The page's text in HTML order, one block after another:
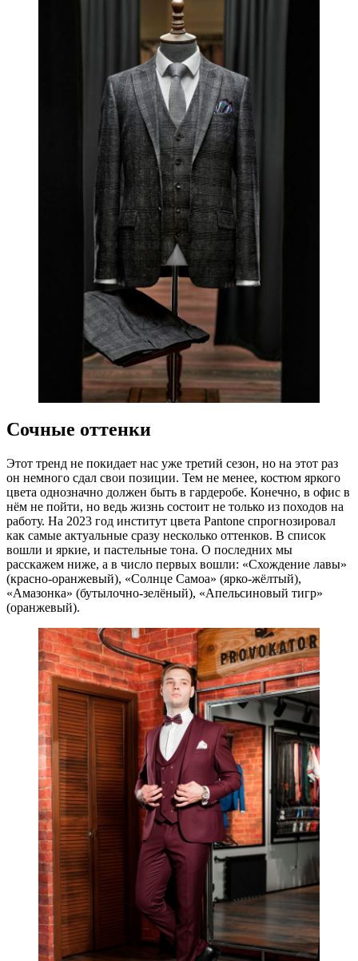
Сочные оттенки
Этот тренд не покидает нас уже третий сезон, но на этот раз
он немного сдал свои позиции. Тем не менее, костюм яркого
цвета однозначно должен быть в гардеробе. Конечно, в офис в
нём не пойти, но ведь жизнь состоит не только из походов на
работу. На 2023 год институт цвета Pantone спрогнозировал
как самые актуальные сразу несколько оттенков. В список
вошли и яркие, и пастельные тона. О последних мы
расскажем ниже, а в число первых вошли: «Схождение лавы»
(красно-оранжевый), «Солнце Самоа» (ярко-жёлтый),
«Амазонка» (бутылочно-зелёный), «Апельсиновый тигр»
(оранжевый).